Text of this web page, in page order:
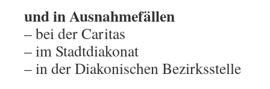
und in Ausnahmefällen
– bei der Caritas
– im Stadtdiakonat
– in der Diakonischen Bezirksstelle